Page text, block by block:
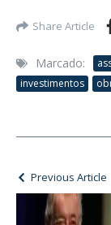
Share Article
Marcado:
investimentos
Previous Article